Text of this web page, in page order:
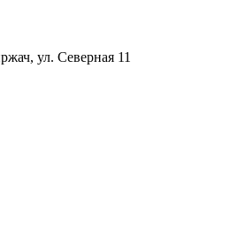
ул. Северная 11